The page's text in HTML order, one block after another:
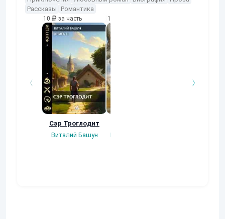
Рассказы
Романтика
10 за часть
Сэр Троглодит
Виталий Башун
10
Плотников Сергей